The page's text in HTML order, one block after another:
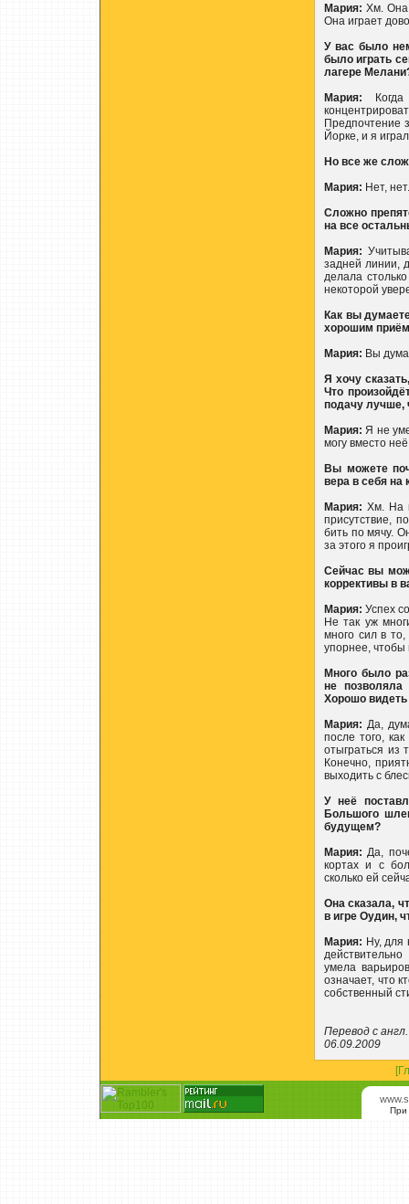
Мария: Хм. Она
Она играет
У вас было
было играть
лагере
Мария:
Предпочтение
Йорке, и я
Но все же
Мария: Нет,
Сложно
на все
Мария:
задней линии,
делала
некоторой
Как вы
хорошим
Мария: Вы
Я хочу
Что
подачу лучше,
Мария: Я не
могу вместо
Вы можете
вера в себя на
Мария: Хм. На
присутствие,
бить по мячу.
за этого я
Сейчас вы
коррективы в
Мария: Успех
Не так уж
много сил в
упорнее, чтобы
Много было
не позволяла
Хорошо видеть
Мария: Да,
после того,
отыграться из
Конечно,
выходить с
У неё
Большого
будущем?
Мария: Да,
кортах и с
сколько ей
Она сказала,
в игре Оудин,
Мария: Ну, для
умела
означает, что
собственный
Перевод с
06.09.2009
При